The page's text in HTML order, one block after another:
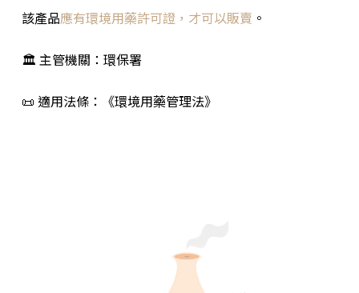
該產品應有環境用藥許可證，才可以販賣 。
🏛 主管機關：環保署
📜 適用法條：《環境用藥管理法》